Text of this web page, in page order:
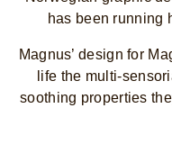
has been running
Magnus’ design for
life the multi-
soothing properties